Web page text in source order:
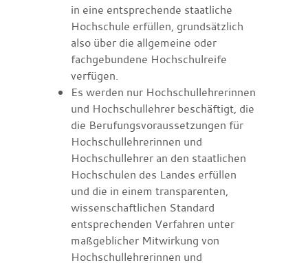
in eine entsprechende staatliche
Hochschule erfüllen, grundsätzlich
also über die allgemeine oder
fachgebundene Hochschulreife
verfügen.
Es werden nur Hochschullehrerinnen
und Hochschullehrer beschäftigt, die
die Berufungsvoraussetzungen für
Hochschullehrerinnen und
Hochschullehrer an den staatlichen
Hochschulen des Landes erfüllen
und die in einem transparenten,
wissenschaftlichen Standard
entsprechenden Verfahren unter
maßgeblicher Mitwirkung von
Hochschullehrerinnen und